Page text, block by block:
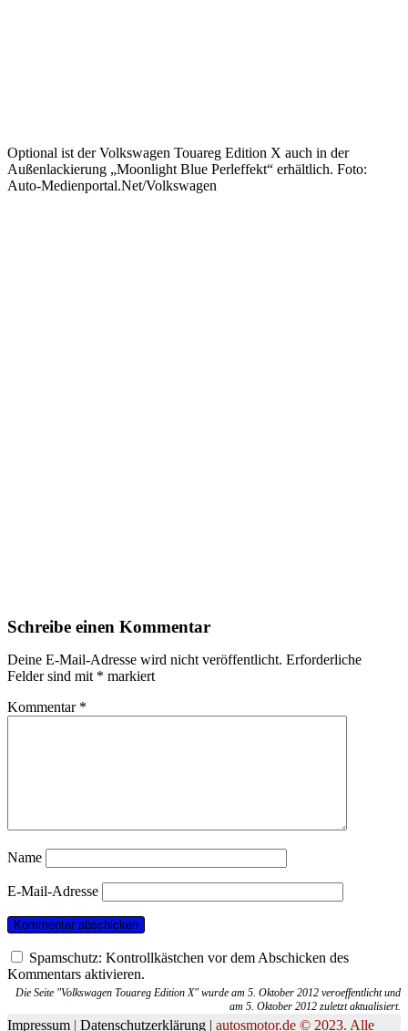
Optional ist der Volkswagen Touareg Edition X auch in der
Außenlackierung „Moonlight Blue Perleffekt“ erhältlich. Foto:
Auto-Medienportal.Net/Volkswagen
Schreibe einen Kommentar
Deine E-Mail-Adresse wird nicht veröffentlicht. Erforderliche
Felder sind mit * markiert
Kommentar *
Name
E-Mail-Adresse
Spamschutz: Kontrollkästchen vor dem Abschicken des
Kommentars aktivieren.
Die Seite "Volkswagen Touareg Edition X" wurde am 5. Oktober 2012 veroeffentlicht und
am 5. Oktober 2012 zuletzt aktualisiert.
Impressum | Datenschutzerklärung | autosmotor.de © 2023. Alle